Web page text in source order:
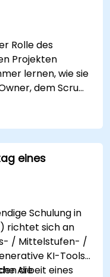
und messbare
Rolle des
Projekten
lernen, wie sie
dem Scrum
erleichtern. Im
häufig
eines
Schulung in
richtet sich an
/ Mittelstufen- /
KI-Tools
Arbeit eines
die